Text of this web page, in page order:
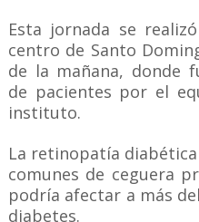
Esta jornada se
centro de Santo
de la mañana, donde
de pacientes por el
instituto.
La retinopatía diabética
comunes de ceguera
podría afectar a más
diabetes.